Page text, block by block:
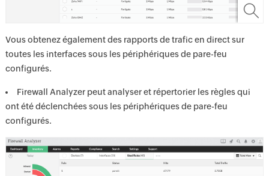
Vous obtenez également des rapports de trafic en direct sur
toutes les interfaces sous les périphériques de pare-feu
configurés.
Firewall Analyzer peut analyser et répertorier les règles qui
ont été déclenchées sous les périphériques de pare-feu
configurés.